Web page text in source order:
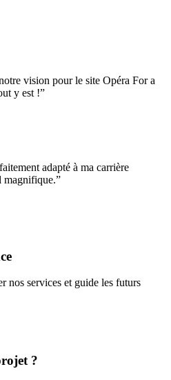
vision pour le site Opéra For a
y est !”
adapté à ma carrière
magnifique.”
nos services et guide les futurs
?